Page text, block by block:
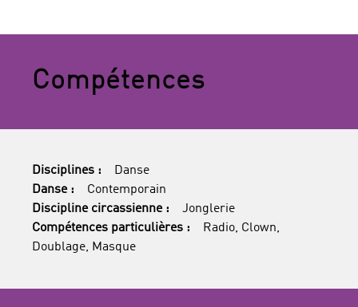
Compétences
Disciplines :
Danse
Danse :
Contemporain
Discipline circassienne :
Jonglerie
Compétences particulières :
Radio, Clown,
Doublage, Masque